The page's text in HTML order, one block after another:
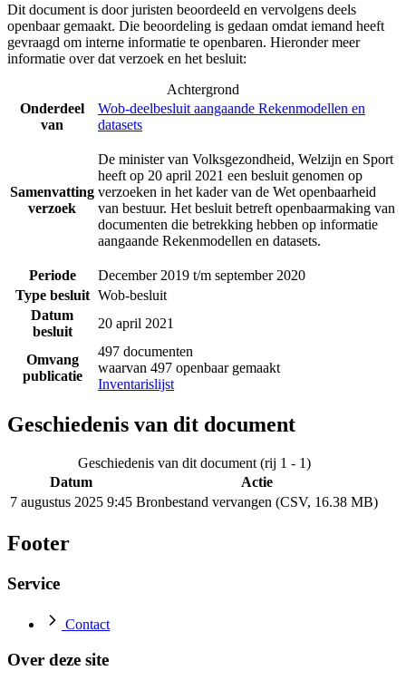
Dit document is door juristen beoordeeld en vervolgens deels
openbaar gemaakt. Die beoordeling is gedaan omdat iemand heeft
gevraagd om interne informatie te openbaren. Hieronder meer
informatie over dat verzoek en het besluit:
Achtergrond
Onderdeel
van
Wob-deelbesluit aangaande Rekenmodellen en
datasets
Samenvatting
verzoek
De minister van Volksgezondheid, Welzijn en Sport
heeft op 20 april 2021 een besluit genomen op
verzoeken in het kader van de Wet openbaarheid
van bestuur. Het besluit betreft openbaarmaking van
documenten die betrekking hebben op informatie
aangaande Rekenmodellen en datasets.
Periode
December 2019 t/m september 2020
Type besluit Wob-besluit
Datum
besluit
20 april 2021
Omvang
publicatie
497 documenten
waarvan 497 openbaar gemaakt
Inventarislijst
Geschiedenis van dit document
Geschiedenis van dit document (rij 1 - 1)
Datum
Actie
7 augustus 2025 9:45 Bronbestand vervangen (CSV, 16.38 MB)
Footer
Service
Contact
Over deze site